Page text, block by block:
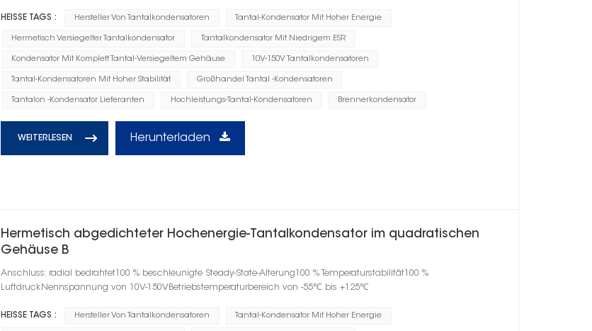
HEISSE TAGS : Hersteller Von Tantalkondensatoren Tantal-Kondensator Mit Hoher Energie
Hermetisch Versiegelter Tantalkondensator Tantalkondensator Mit Niedrigem ESR
Kondensator Mit Komplett Tantal-Versiegeltem Gehäuse 10V-150V Tantalkondensatoren
Tantal-Kondensatoren Mit Hoher Stabilität Großhandel Tantal -Kondensatoren
Tantalon -Kondensator Lieferanten Hochleistungs-Tantal-Kondensatoren Brennerkondensator
WEITERLESEN Herunterladen
Hermetisch abgedichteter Hochenergie-Tantalkondensator im quadratischen
Gehäuse B
Anschluss: radial bedrahtet100 % beschleunigte Steady-State-Alterung100 % Temperaturstabilität100 %
LuftdruckNennspannung von 10V-150VBetriebstemperaturbereich von -55℃ bis +125℃
HEISSE TAGS : Hersteller Von Tantalkondensatoren Tantal-Kondensator Mit Hoher Energie